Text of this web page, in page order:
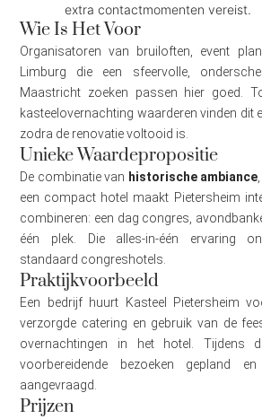
extra contactmomenten vereist.
Wie Is Het Voor
Organisatoren van bruiloften, event
Limburg die een sfeervolle,
Maastricht zoeken passen hier goed.
kasteelovernachting waarderen vinden dit
zodra de renovatie voltooid is.
Unieke Waardepropositie
De combinatie van historische ambiance
een compact hotel maakt Pietersheim
combineren: een dag congres,
één plek. Die alles-in-één ervaring
standaard congreshotels.
Praktijkvoorbeeld
Een bedrijf huurt Kasteel Pietersheim
verzorgde catering en gebruik van de
overnachtingen in het hotel. Tijdens
voorbereidende bezoeken gepland
aangevraagd.
Prijzen